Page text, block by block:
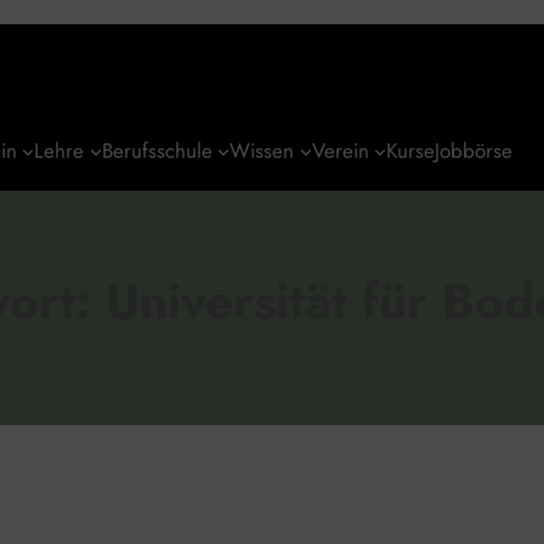
Lehre Berufsschule Wissen Verein KurseJobbörse